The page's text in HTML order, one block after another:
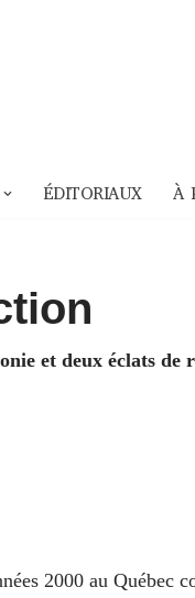
ÉDITORIAUX À
et deux éclats de
2000 au Québec